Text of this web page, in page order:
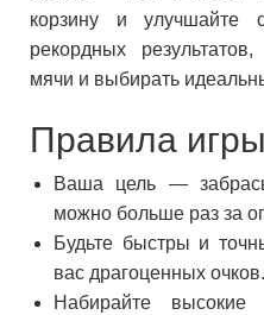
корзину и улучшайте
рекордных
мячи и выбирать
Правила игры
Ваша цель —
можно больше раз за
Будьте быстры и
вас драгоценных очков.
Набирайте